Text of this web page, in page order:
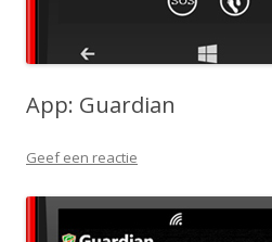
App: Guardian
Geef een reactie